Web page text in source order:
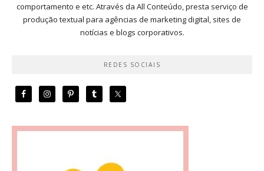
comportamento e etc. Através da All Conteúdo, presta serviço de
produção textual para agências de marketing digital, sites de
notícias e blogs corporativos.
REDES SOCIAIS